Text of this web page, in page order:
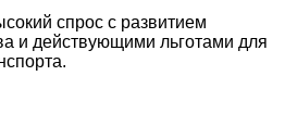
спрос с развитием
и действующими льготами для